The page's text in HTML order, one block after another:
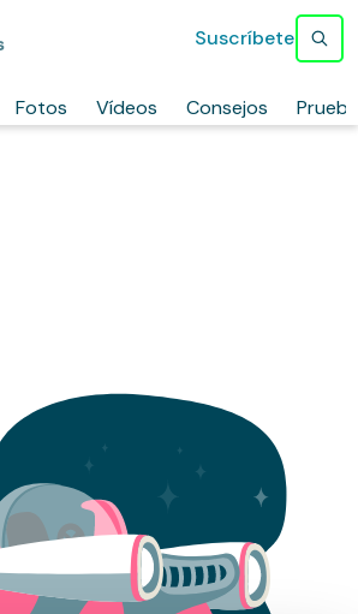
Fotos Vídeos Consejos
Suscríbete